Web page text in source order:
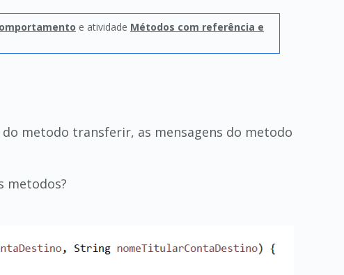
e atividade Métodos com referência e
metodo transferir, as mensagens do metodo
metodos?